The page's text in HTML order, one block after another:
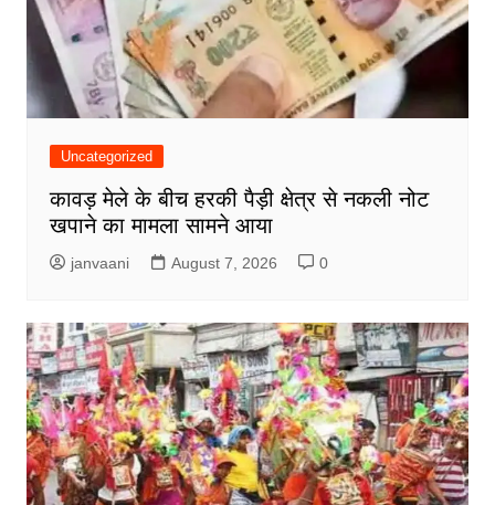
Uncategorized
कावड़ मेले के बीच हरकी पैड़ी क्षेत्र से नकली नोट
खपाने का मामला सामने आया
janvaani August 7, 2026 0